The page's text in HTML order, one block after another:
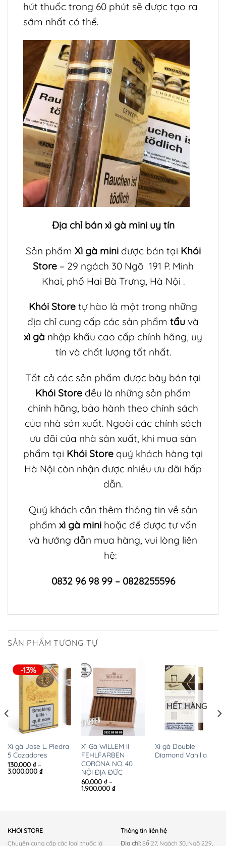
hút thuốc trong 60 phút sẽ được tạo ra
sớm nhất có thể.
Địa chỉ bán xì gà mini uy tín
Sản phẩm Xì gà mini được bán tại Khói
Store– 29 ngách 30 Ngõ 191 P. Minh
Khai, phố Hai Bà Trưng, Hà Nội .
Khói Store tự hào là một trong những
địa chỉ cung cấp các sản phẩm tẩu và
xì gà nhập khẩu cao cấp chính hãng, uy
tín và chất lượng tốt nhất.
Tất cả các sản phẩm được bày bán tại
Khói Stoređều là những sản phẩm
chính hãng, bảo hành theo chính sách
của nhà sản xuất. Ngoài các chính sách
ưu đãi của nhà sản xuất, khi mua sản
phẩm tại Khói Store quý khách hàng tại
Hà Nội còn nhận được nhiều ưu đãi hấp
dẫn.
Quý khách cần thêm thông tin về sản
phẩm xì gà mini hoặc để được tư vấn
và hướng dẫn mua hàng, vui lòng liên
hệ:
0832 96 98 99 – 0828255596
SẢN PHẨM TƯƠNG TỰ
-13%
Xì gà Jose L. Piedra
5 Cazadores
130.000 ₫ –
3.000.000 ₫Khoảng
Xì Gà WILLEM II
FEHLFARBEN
CORONA NO. 40
NỘI ĐỊA ĐỨC
60.000 ₫ –
1.900.000 ₫Khoảng
HẾT HÀNG
Xì gà Double
Diamond Vanilla
KHÓI STORE
Chuyên cung cấp các loại thuốc lá
Thông tin liên hệ
Địa chỉ: Số 27, Ngách 30, Ngõ 229,